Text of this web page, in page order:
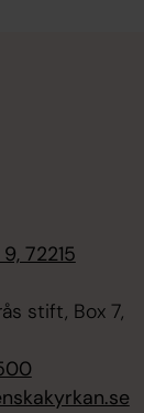
72215
stift, Box 7,